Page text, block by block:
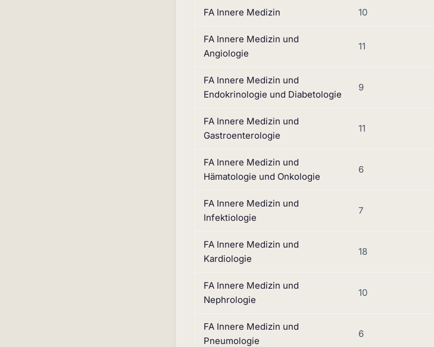
FA Innere Medizin 10
FA Innere Medizin und
Angiologie
11
FA Innere Medizin und
Endokrinologie und Diabetologie
9
FA Innere Medizin und
Gastroenterologie
11
FA Innere Medizin und
Hämatologie und Onkologie
6
FA Innere Medizin und
Infektiologie
7
FA Innere Medizin und
Kardiologie
18
FA Innere Medizin und
Nephrologie
10
FA Innere Medizin und
Pneumologie
6